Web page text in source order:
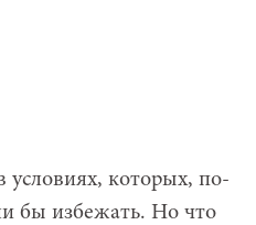
которых, по-
бы избежать. Но что